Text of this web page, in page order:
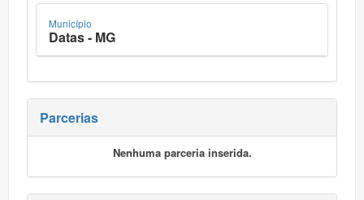
Município
Datas - MG
Parcerias
Nenhuma parceria inserida.